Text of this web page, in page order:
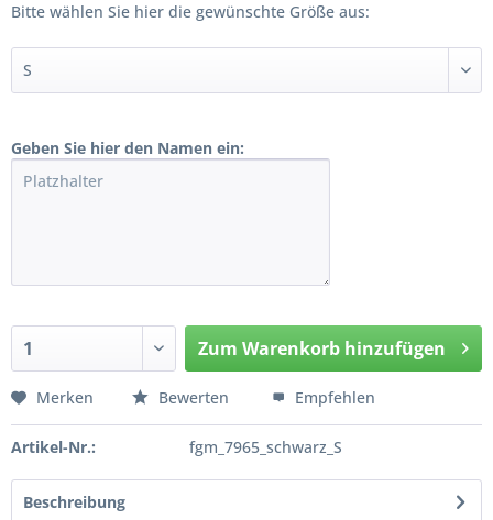
Bitte wählen Sie hier die gewünschte Größe aus:
Geben Sie hier den Namen ein:
Zum Warenkorb hinzufügen
Hinzugefügt
Merken Bewerten Empfehlen
Artikel-Nr.: fgm_7965_schwarz_S
Beschreibung